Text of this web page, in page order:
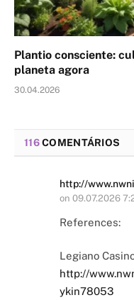
Plantio consciente:
planeta agora
30.04.2026
116COMENTÁRIOS
http://
on 09.07.2026
References:
Legiano
http://
ykin78053